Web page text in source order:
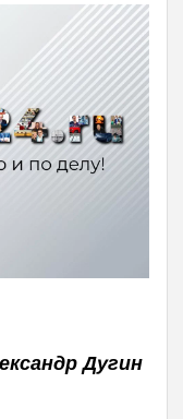
Дугин